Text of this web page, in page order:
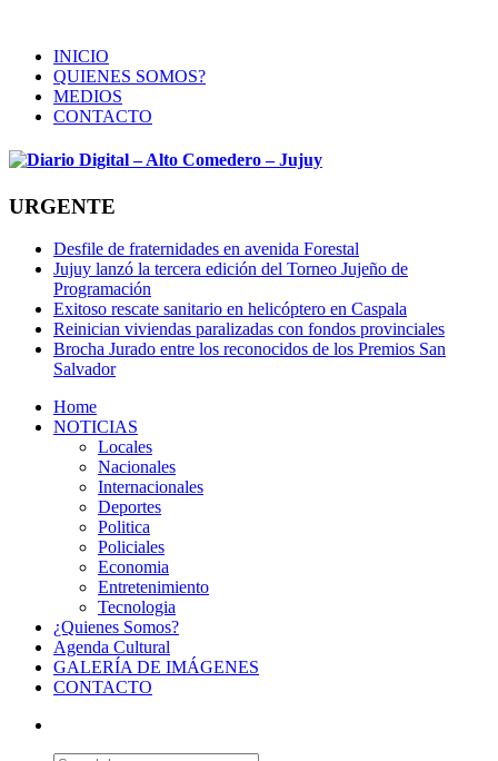
INICIO
QUIENES SOMOS?
MEDIOS
CONTACTO
URGENTE
Desfile de fraternidades en avenida Forestal
Jujuy lanzó la tercera edición del Torneo Jujeño de
Programación
Exitoso rescate sanitario en helicóptero en Caspala
Reinician viviendas paralizadas con fondos provinciales
Brocha Jurado entre los reconocidos de los Premios San
Salvador
Home
NOTICIAS
Locales
Nacionales
Internacionales
Deportes
Politica
Policiales
Economia
Entretenimiento
Tecnologia
¿Quienes Somos?
Agenda Cultural
GALERÍA DE IMÁGENES
CONTACTO